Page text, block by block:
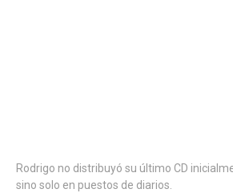
Rodrigo no distribuyó su último CD
sino solo en puestos de diarios.